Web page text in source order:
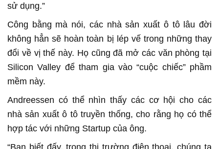
sử dụng.”
Công bằng mà nói, các nhà sản xuất ô tô lâu đời
không hẳn sẽ hoàn toàn bị lép vế trong những thay
đổi về vị thế này. Họ cũng đã mở các văn phòng tại
Silicon Valley để tham gia vào “cuộc chiếc” phầm
mềm này.
Andreessen có thể nhìn thấy các cơ hội cho các
nhà sản xuất ô tô truyền thống, cho rằng họ có thể
hợp tác với những Startup của ông.
“Bạn biết đấy, trong thị trường điện thoại, chúng ta